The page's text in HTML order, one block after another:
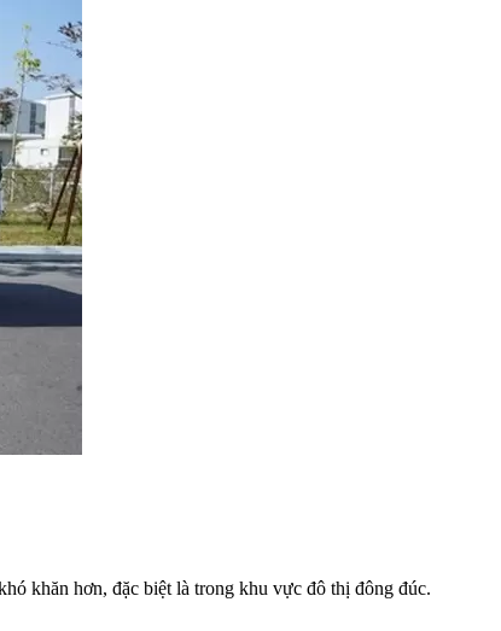
khăn hơn, đặc biệt là trong khu vực đô thị đông đúc.